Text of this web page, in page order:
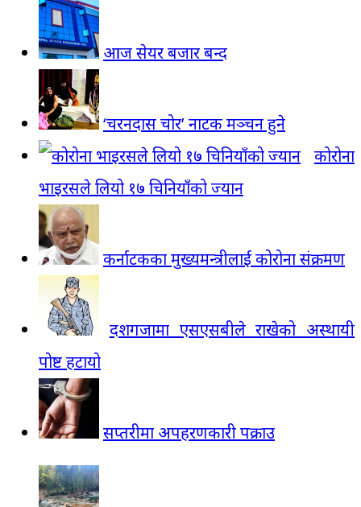
आज सेयर बजार बन्द
‘चरनदास चोर’ नाटक मञ्चन हुने
कोरोना
भाइरसले लियो १७ चिनियाँको ज्यान
कर्नाटकका मुख्यमन्त्रीलाई कोरोना संक्रमण
दशगजामा एसएसबीले राखेको अस्थायी
पोष्ट हटायो
सप्तरीमा अपहरणकारी पक्राउ